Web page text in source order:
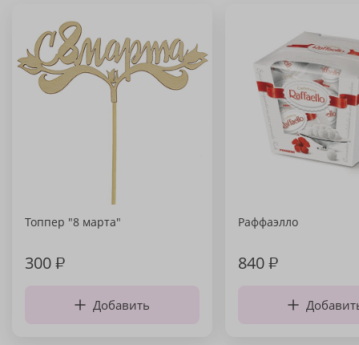
Топпер "8 марта"
300₽
Добавить
Раффаэлло
840₽